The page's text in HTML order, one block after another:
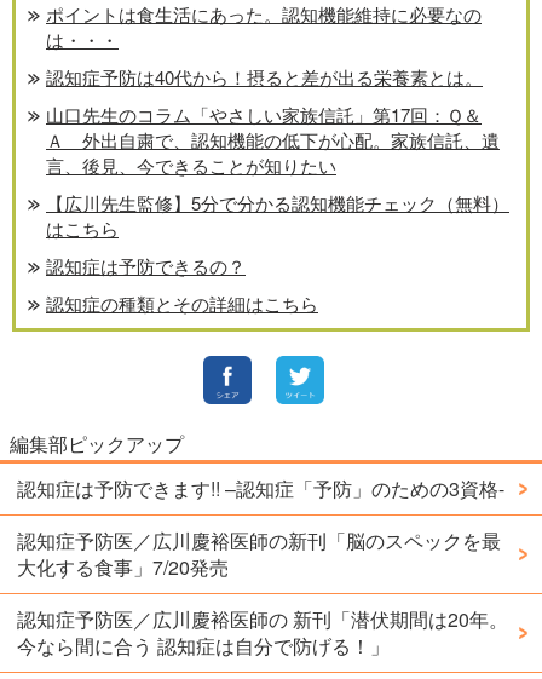
ポイントは食生活にあった。認知機能維持に必要なの
は・・・
認知症予防は40代から！摂ると差が出る栄養素とは。
山口先生のコラム「やさしい家族信託」第17回：Ｑ＆
Ａ 外出自粛で、認知機能の低下が心配。家族信託、遺
言、後見、今できることが知りたい
【広川先生監修】5分で分かる認知機能チェック（無料）
はこちら
認知症は予防できるの？
認知症の種類とその詳細はこちら
編集部ピックアップ
認知症は予防できます!! –認知症「予防」のための3資格-
認知症予防医／広川慶裕医師の新刊「脳のスペックを最
大化する食事」7/20発売
認知症予防医／広川慶裕医師の 新刊「潜伏期間は20年。
今なら間に合う 認知症は自分で防げる！」